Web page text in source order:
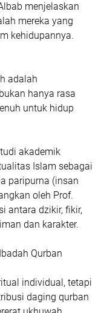
menjelaskan
mereka yang
kehidupannya.
adalah
hanya rasa
untuk hidup
akademik
Islam sebagai
paripurna (insan
oleh Prof.
antara dzikir, fikir,
dan karakter.
Qurban
individual, tetapi
daging qurban